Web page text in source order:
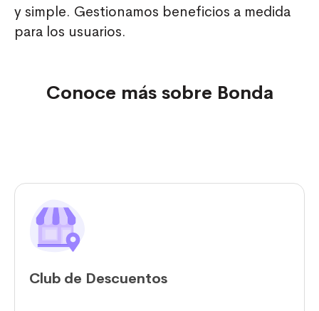
y simple. Gestionamos beneficios a medida
para los usuarios.
Conoce más sobre Bonda
Club de Descuentos